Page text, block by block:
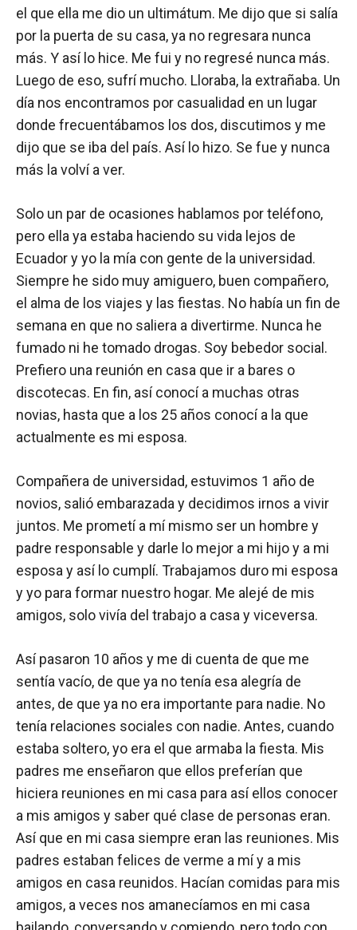
el que ella me dio un ultimátum. Me dijo que si salía
por la puerta de su casa, ya no regresara nunca
más. Y así lo hice. Me fui y no regresé nunca más.
Luego de eso, sufrí mucho. Lloraba, la extrañaba. Un
día nos encontramos por casualidad en un lugar
donde frecuentábamos los dos, discutimos y me
dijo que se iba del país. Así lo hizo. Se fue y nunca
más la volví a ver.
Solo un par de ocasiones hablamos por teléfono,
pero ella ya estaba haciendo su vida lejos de
Ecuador y yo la mía con gente de la universidad.
Siempre he sido muy amiguero, buen compañero,
el alma de los viajes y las fiestas. No había un fin de
semana en que no saliera a divertirme. Nunca he
fumado ni he tomado drogas. Soy bebedor social.
Prefiero una reunión en casa que ir a bares o
discotecas. En fin, así conocí a muchas otras
novias, hasta que a los 25 años conocí a la que
actualmente es mi esposa.
Compañera de universidad, estuvimos 1 año de
novios, salió embarazada y decidimos irnos a vivir
juntos. Me prometí a mí mismo ser un hombre y
padre responsable y darle lo mejor a mi hijo y a mi
esposa y así lo cumplí. Trabajamos duro mi esposa
y yo para formar nuestro hogar. Me alejé de mis
amigos, solo vivía del trabajo a casa y viceversa.
Así pasaron 10 años y me di cuenta de que me
sentía vacío, de que ya no tenía esa alegría de
antes, de que ya no era importante para nadie. No
tenía relaciones sociales con nadie. Antes, cuando
estaba soltero, yo era el que armaba la fiesta. Mis
padres me enseñaron que ellos preferían que
hiciera reuniones en mi casa para así ellos conocer
a mis amigos y saber qué clase de personas eran.
Así que en mi casa siempre eran las reuniones. Mis
padres estaban felices de verme a mí y a mis
amigos en casa reunidos. Hacían comidas para mis
amigos, a veces nos amanecíamos en mi casa